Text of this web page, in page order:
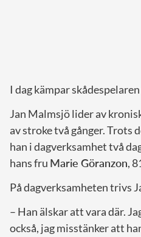
I dag kämpar
Jan Malmsjö lider av
av stroke två gånger. Trots
han i dagverksamhet två
hans fru Marie Göranzon,
På dagverksamheten trivs
– Han älskar att vara där.
också, jag misstänker att